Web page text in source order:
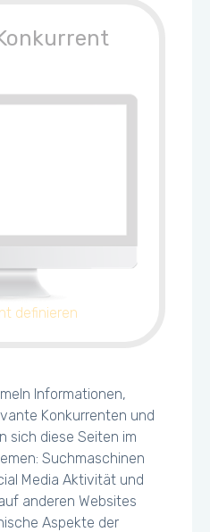
definieren
Informationen,
Konkurrenten und
sich diese Seiten im
Suchmaschinen
Media Aktivität und
anderen Websites
Aspekte der